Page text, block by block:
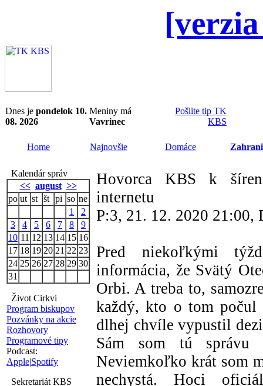
Dnes je pondelok 10.
08. 2026
Meniny má
Vavrinec
Pošlite tip TK
KBS
Home Najnovšie Domáce
Kalendár správ
<< august >>
po ut st št pi so ne
1
2
3
4 5 6 7 8
9
10 11 12 13 14 15 16
17 18 19 20 21 22 23
24 25 26 27 28 29 30
31
Život Cirkvi
Program biskupov
Pozvánky na akcie
Rozhovory
Programové tipy
Podcast:
Apple|Spotify
Sekretariát KBS
Hovorca KBS k
internetu
P:3, 21. 12. 2020 21:00,
Pred niekoľkými
informácia, že Svätý
Orbi. A treba to,
každý, kto o tom počul
dlhej chvíle vypustil
Sám som tú správu
Neviemkoľko krát som
nechystá. Hoci